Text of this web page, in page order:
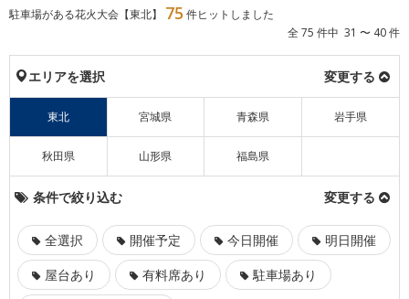
駐車場がある花火大会【東北】 75 件ヒットしました
全 75 件中 31 〜 40 件
エリアを選択 変更する
東北 宮城県 青森県 岩手県
秋田県 山形県 福島県
条件で絞り込む 変更する
全選択 開催予定 今日開催
明日開催
屋台あり
有料席あり
駐車場あり